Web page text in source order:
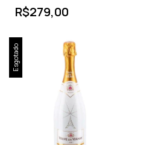
R$279,00
Esgotado